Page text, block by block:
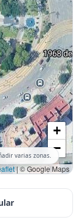
+
−
|© Google Maps
varias zonas.